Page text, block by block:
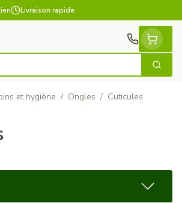
Livraison rapide
et hygiène / Ongles / Cuticules